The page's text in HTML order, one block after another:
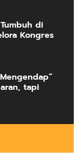
di
Kongres
tapi